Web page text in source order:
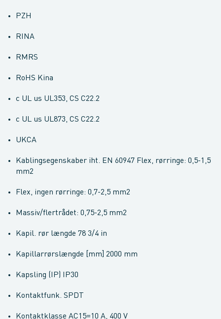
PZH
RINA
RMRS
RoHS Kina
c UL us UL353, CS C22.2
c UL us UL873, CS C22.2
UKCA
Kablingsegenskaber iht. EN 60947 Flex, rørringe: 0,5-1,5
mm2
Flex, ingen rørringe: 0,7-2,5 mm2
Massiv/flertrådet: 0,75-2,5 mm2
Kapil. rør længde 78 3/4 in
Kapillarrørslængde [mm] 2000 mm
Kapsling (IP) IP30
Kontaktfunk. SPDT
Kontaktklasse AC15=10 A, 400 V